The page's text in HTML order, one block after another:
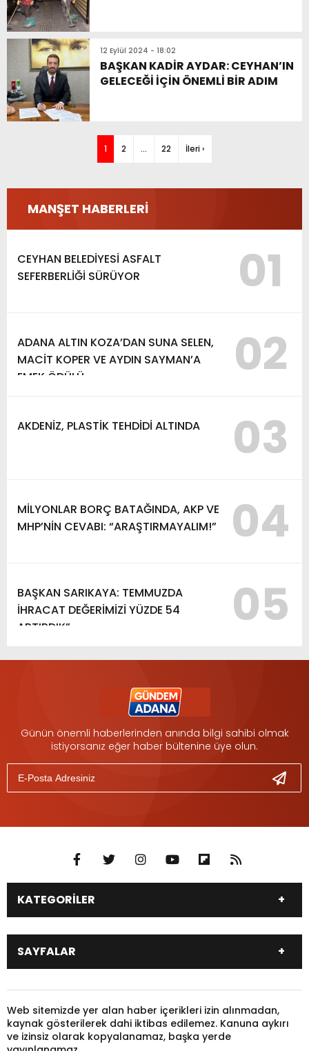
12 Eylül 2024 - 18:02
BAŞKAN KADİR AYDAR: CEYHAN’IN
GELECEĞİ İÇİN ÖNEMLİ BİR ADIM
1 2 … 22 İleri ›
MANŞET HABERLERİ
CEYHAN BELEDİYESİ ASFALT
SEFERBERLİĞİ SÜRÜYOR
01
ADANA ALTIN KOZA’DAN SUNA SELEN,
MACİT KOPER VE AYDIN SAYMAN’A
EMEK ÖDÜLÜ
02
AKDENİZ, PLASTİK TEHDİDİ ALTINDA 03
MİLYONLAR BORÇ BATAĞINDA, AKP VE
MHP’NİN CEVABI: “ARAŞTIRMAYALIM!”
04
BAŞKAN SARIKAYA: TEMMUZDA
İHRACAT DEĞERİMİZİ YÜZDE 54
ARTIRDIK”
05
Günün önemli haberlerinden anında bilgi sahibi olmak
istiyorsanız eğer haber bültenine üye olun.
KATEGORİLER
DÜNYA
SİYASET
EKONOMİ
SAĞLIK
SPOR
TARIM
YEREL YÖNETİM
GÜNDEM
HAYVANLAR
KADIN
KONSER
SAYFALAR
Pariteler
Canlı Sonuçlar
Puan Durumu
Fikstür
Gazeteler
Burçlar
Web sitemizde yer alan haber içerikleri izin alınmadan,
kaynak gösterilerek dahi iktibas edilemez. Kanuna aykırı
ve izinsiz olarak kopyalanamaz, başka yerde